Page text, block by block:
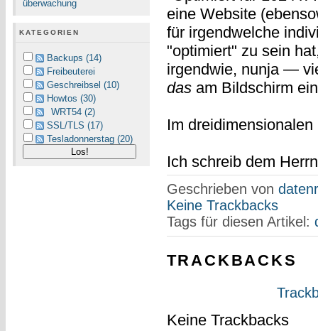
überwachung
KATEGORIEN
Backups (14)
Freibeuterei
Geschreibsel (10)
Howtos (30)
WRT54 (2)
SSL/TLS (17)
Tesladonnerstag (20)
eine Website
für irgendwelche
"optimiert" zu sein
irgendwie, nunja —
dasam Bildschirm
Im
Ich schreib dem
Geschrieben von
Keine Trackbacks
Tags für diesen Artikel:
TRACKBACKS
Keine Trackbacks